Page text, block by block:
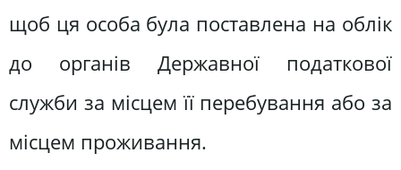
щоб ця особа була поставлена на облік
до органів Державної податкової
служби за місцем її перебування або за
місцем проживання.